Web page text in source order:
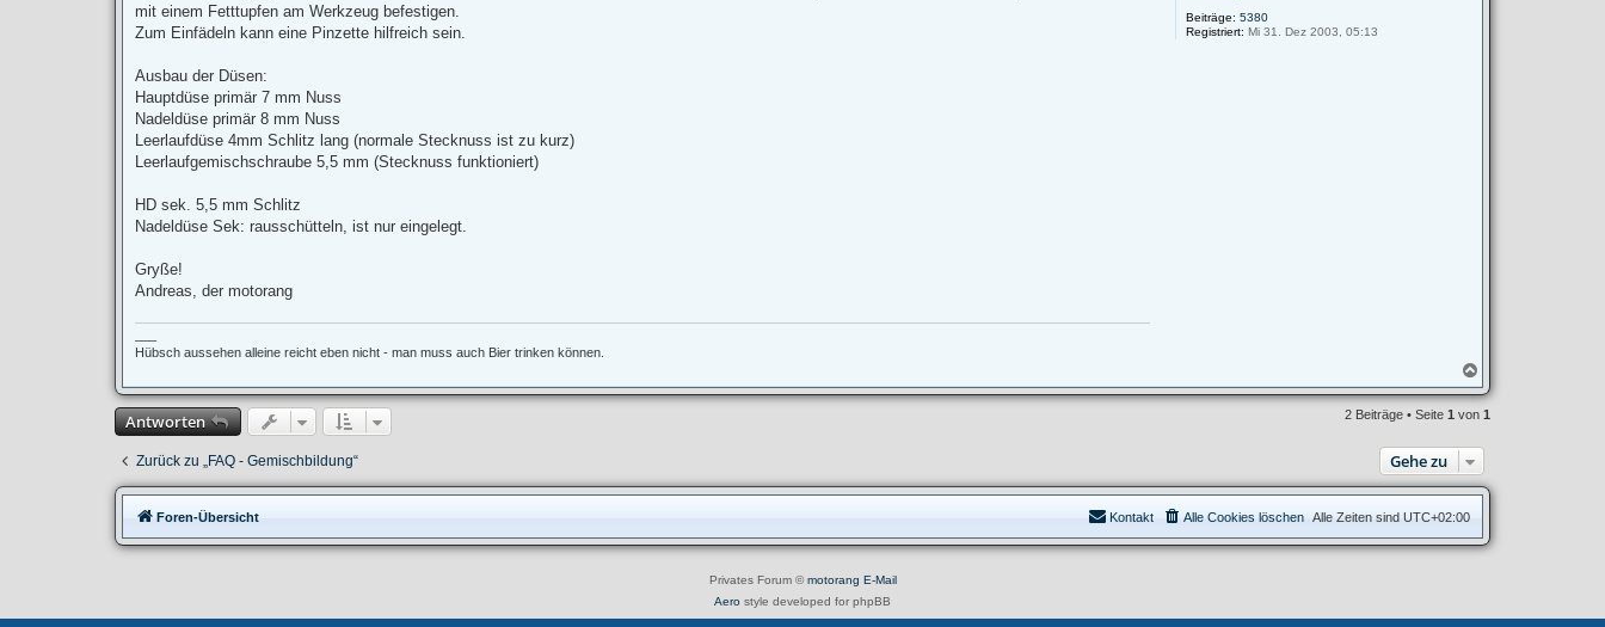
Beiträge: 5380
Registriert: Mi 31. Dez 2003, 05:13
mit einem Fetttupfen am Werkzeug befestigen.
Zum Einfädeln kann eine Pinzette hilfreich sein.
Ausbau der Düsen:
Hauptdüse primär 7 mm Nuss
Nadeldüse primär 8 mm Nuss
Leerlaufdüse 4mm Schlitz lang (normale Stecknuss ist zu kurz)
Leerlaufgemischschraube 5,5 mm (Stecknuss funktioniert)
HD sek. 5,5 mm Schlitz
Nadeldüse Sek: rausschütteln, ist nur eingelegt.
Gryße!
Andreas, der motorang
Hübsch aussehen alleine reicht eben nicht - man muss auch Bier trinken können.
a
c
h
b
e
n
Antworten 2 Beiträge • Seite 1 von 1
Zurück zu „FAQ - Gemischbildung“ Gehe zu
Foren-Übersicht Alle Zeiten sind UTC+02:00
Alle Cookies löschen
Kontakt
Privates Forum ©motorang E-Mail
Aero style developed for phpBB